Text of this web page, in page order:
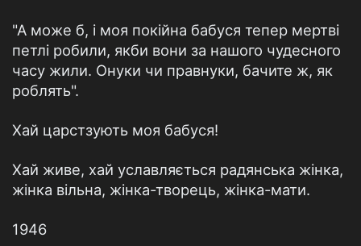
"А може б, і моя покійна бабуся тепер мертві
петлі робили, якби вони за нашого чудесного
часу жили. Онуки чи правнуки, бачите ж, як
роблять".
Хай царстзують моя бабуся!
Хай живе, хай уславляється радянська жінка,
жінка вільна, жінка-творець, жінка-мати.
1946